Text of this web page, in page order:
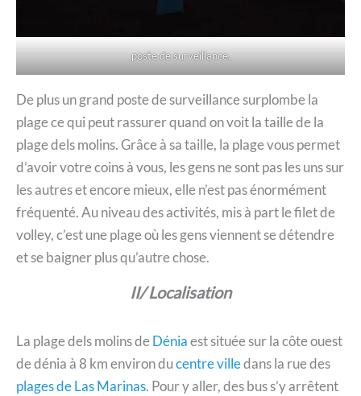
poste de surveillance.
De plus un grand poste de surveillance surplombe la
plage ce qui peut rassurer quand on voit la taille de la
plage dels molins. Grâce à sa taille, la plage vous permet
d’avoir votre coins à vous, les gens ne sont pas les uns sur
les autres et encore mieux, elle n’est pas énormément
fréquenté. Au niveau des activités, mis à part le filet de
volley, c’est une plage où les gens viennent se détendre
et se baigner plus qu’autre chose.
II/ Localisation
La plage dels molins deDéniaest située sur la côte ouest
de dénia à 8 km environ ducentre villedans la rue des
plages de Las Marinas. Pour y aller, des bus s’y arrêtent